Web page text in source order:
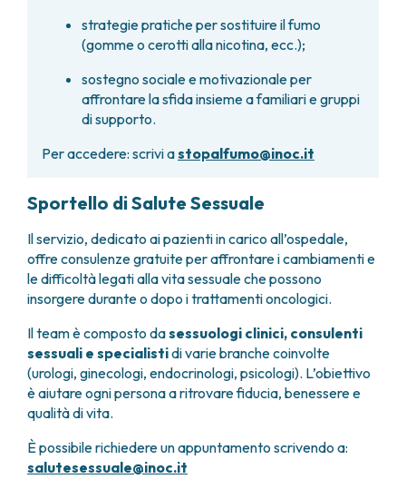
DIETETICA E NUTRIZIONE CLINICA
GENETICA MEDICA
PNEUMOLOGIA
PSICOLOGIA
TERAPIA DEL DOLORE E CURE PALLIATIVE
UNITÀ CLINICA DI FASE I
CLINICAL RESEARCH UNIT (CRU)
strategie pratiche per sostituire il fumo
(gomme o cerotti alla nicotina, ecc.);
sostegno sociale e motivazionale per
affrontare la sfida insieme a familiari e gruppi
di supporto.
Per accedere: scrivi astopalfumo@inoc.it
Sportello di Salute Sessuale
Il servizio, dedicato ai pazienti in carico all’ospedale,
offre consulenze gratuite per affrontare i cambiamenti e
le difficoltà legati alla vita sessuale che possono
insorgere durante o dopo i trattamenti oncologici.
Il team è composto dasessuologi clinici, consulenti
sessuali e specialistidi varie branche coinvolte
(urologi, ginecologi, endocrinologi, psicologi). L’obiettivo
è aiutare ogni persona a ritrovare fiducia, benessere e
qualità di vita.
È possibile richiedere un appuntamento scrivendo a:
salutesessuale@inoc.it